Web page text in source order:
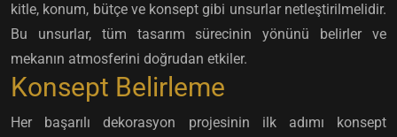
kitle, konum, bütçe ve konsept gibi unsurlar netleştirilmelidir.
Bu unsurlar, tüm tasarım sürecinin yönünü belirler ve
mekanın atmosferini doğrudan etkiler.
Konsept Belirleme
Her başarılı dekorasyon projesinin ilk adımı konsept